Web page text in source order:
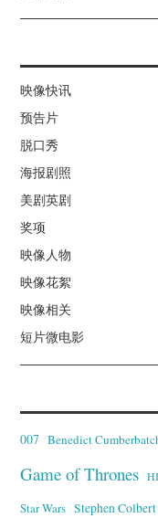
映像快讯
预告片
脱口秀
海报剧照
美剧英剧
奖项
映像人物
映像花絮
映像相关
短片微电影
007 Benedict
Game of Thrones
Star Wars Stephen Colbert